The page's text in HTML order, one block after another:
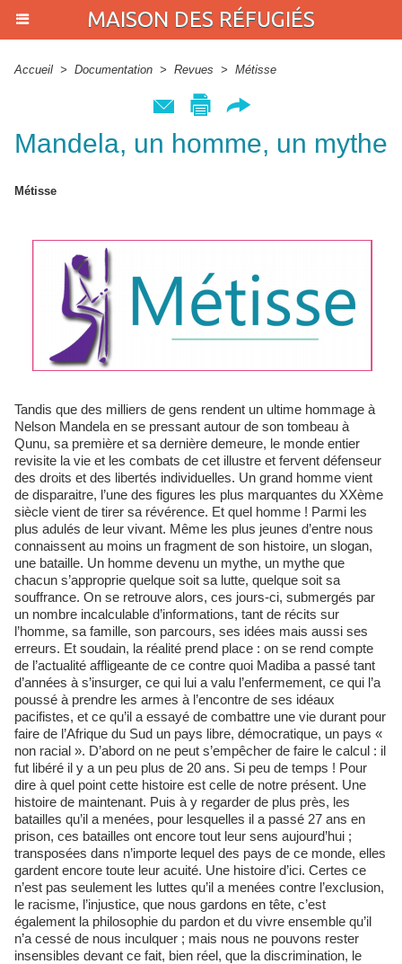
MAISON DES RÉFUGIÉS
Accueil > Documentation > Revues > Métisse
Mandela, un homme, un mythe
Métisse
Tandis que des milliers de gens rendent un ultime hommage à
Nelson Mandela en se pressant autour de son tombeau à
Qunu, sa première et sa dernière demeure, le monde entier
revisite la vie et les combats de cet illustre et fervent défenseur
des droits et des libertés individuelles. Un grand homme vient
de disparaitre, l’une des figures les plus marquantes du XXème
siècle vient de tirer sa révérence. Et quel homme ! Parmi les
plus adulés de leur vivant. Même les plus jeunes d’entre nous
connaissent au moins un fragment de son histoire, un slogan,
une bataille. Un homme devenu un mythe, un mythe que
chacun s’approprie quelque soit sa lutte, quelque soit sa
souffrance. On se retrouve alors, ces jours-ci, submergés par
un nombre incalculable d’informations, tant de récits sur
l’homme, sa famille, son parcours, ses idées mais aussi ses
erreurs. Et soudain, la réalité prend place : on se rend compte
de l’actualité affligeante de ce contre quoi Madiba a passé tant
d’années à s’insurger, ce qui lui a valu l’enfermement, ce qui l’a
poussé à prendre les armes à l’encontre de ses idéaux
pacifistes, et ce qu’il a essayé de combattre une vie durant pour
faire de l’Afrique du Sud un pays libre, démocratique, un pays «
non racial ». D’abord on ne peut s’empêcher de faire le calcul : il
fut libéré il y a un peu plus de 20 ans. Si peu de temps ! Pour
dire à quel point cette histoire est celle de notre présent. Une
histoire de maintenant. Puis à y regarder de plus près, les
batailles qu’il a menées, pour lesquelles il a passé 27 ans en
prison, ces batailles ont encore tout leur sens aujourd’hui ;
transposées dans n’importe lequel des pays de ce monde, elles
gardent encore toute leur acuité. Une histoire d’ici. Certes ce
n’est pas seulement les luttes qu’il a menées contre l’exclusion,
le racisme, l’injustice, que nous gardons en tête, c’est
également la philosophie du pardon et du vivre ensemble qu’il
n’a cessé de nous inculquer ; mais nous ne pouvons rester
insensibles devant ce fait, bien réel, que la discrimination, le